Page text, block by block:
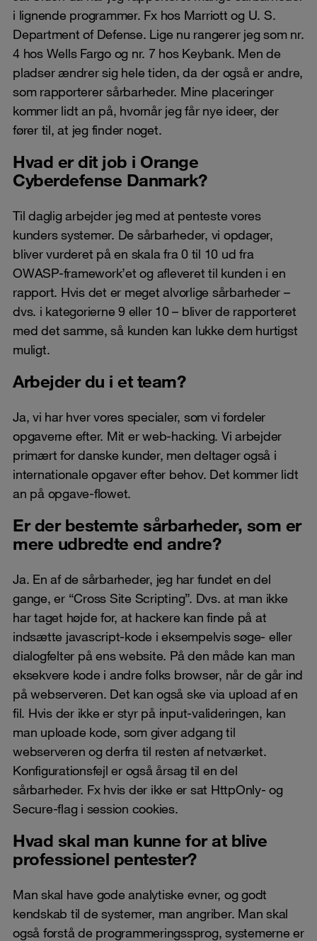
i lignende programmer. Fx hos Marriott og U. S.
Department of Defense. Lige nu rangerer jeg som nr.
4 hos Wells Fargo og nr. 7 hos Keybank. Men de
pladser ændrer sig hele tiden, da der også er andre,
som rapporterer sårbarheder. Mine placeringer
kommer lidt an på, hvornår jeg får nye ideer, der
fører til, at jeg finder noget.
Hvad er dit job i Orange
Cyberdefense Danmark?
Til daglig arbejder jeg med at penteste vores
kunders systemer. De sårbarheder, vi opdager,
bliver vurderet på en skala fra 0 til 10 ud fra
OWASP-framework’et og afleveret til kunden i en
rapport. Hvis det er meget alvorlige sårbarheder –
dvs. i kategorierne 9 eller 10 – bliver de rapporteret
med det samme, så kunden kan lukke dem hurtigst
muligt.
Arbejder du i et team?
Ja, vi har hver vores specialer, som vi fordeler
opgaverne efter. Mit er web-hacking. Vi arbejder
primært for danske kunder, men deltager også i
internationale opgaver efter behov. Det kommer lidt
an på opgave-flowet.
Er der bestemte sårbarheder, som er
mere udbredte end andre?
Ja. En af de sårbarheder, jeg har fundet en del
gange, er “Cross Site Scripting”. Dvs. at man ikke
har taget højde for, at hackere kan finde på at
indsætte javascript-kode i eksempelvis søge- eller
dialogfelter på ens website. På den måde kan man
eksekvere kode i andre folks browser, når de går ind
på webserveren. Det kan også ske via upload af en
fil. Hvis der ikke er styr på input-valideringen, kan
man uploade kode, som giver adgang til
webserveren og derfra til resten af netværket.
Konfigurationsfejl er også årsag til en del
sårbarheder. Fx hvis der ikke er sat HttpOnly- og
Secure-flag i session cookies.
Hvad skal man kunne for at blive
professionel pentester?
Man skal have gode analytiske evner, og godt
kendskab til de systemer, man angriber. Man skal
også forstå de programmeringssprog, systemerne er